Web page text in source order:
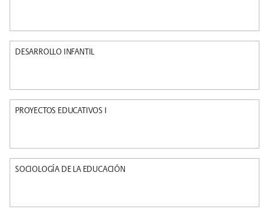
DESARROLLO INFANTIL
PROYECTOS EDUCATIVOS I
SOCIOLOGÍA DE LA EDUCACIÓN